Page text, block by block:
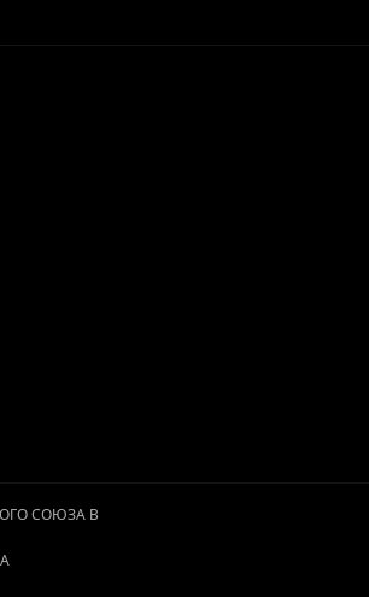
СОЮЗА В